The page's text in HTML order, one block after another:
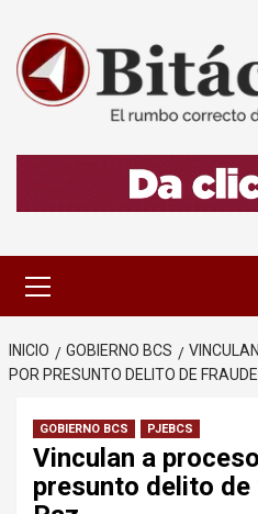
contenido
primario
INICIO GOBIERNO BCS
POR PRESUNTO DELITO DE
GOBIERNO BCS PJEBCS
Vinculan a
presunto delito de